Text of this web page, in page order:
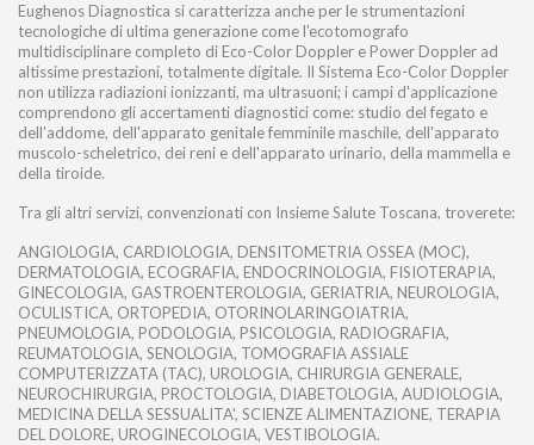
Eughenos Diagnostica si caratterizza anche per le strumentazioni
tecnologiche di ultima generazione come l'ecotomografo
multidisciplinare completo di Eco-Color Doppler e Power Doppler ad
altissime prestazioni, totalmente digitale. Il Sistema Eco-Color Doppler
non utilizza radiazioni ionizzanti, ma ultrasuoni; i campi d'applicazione
comprendono gli accertamenti diagnostici come: studio del fegato e
dell'addome, dell'apparato genitale femminile maschile, dell'apparato
muscolo-scheletrico, dei reni e dell'apparato urinario, della mammella e
della tiroide.
Tra gli altri servizi, convenzionati con Insieme Salute Toscana, troverete:
ANGIOLOGIA, CARDIOLOGIA, DENSITOMETRIA OSSEA (MOC),
DERMATOLOGIA, ECOGRAFIA, ENDOCRINOLOGIA, FISIOTERAPIA,
GINECOLOGIA, GASTROENTEROLOGIA, GERIATRIA, NEUROLOGIA,
OCULISTICA, ORTOPEDIA, OTORINOLARINGOIATRIA,
PNEUMOLOGIA, PODOLOGIA, PSICOLOGIA, RADIOGRAFIA,
REUMATOLOGIA, SENOLOGIA, TOMOGRAFIA ASSIALE
COMPUTERIZZATA (TAC), UROLOGIA, CHIRURGIA GENERALE,
NEUROCHIRURGIA, PROCTOLOGIA, DIABETOLOGIA, AUDIOLOGIA,
MEDICINA DELLA SESSUALITA', SCIENZE ALIMENTAZIONE, TERAPIA
DEL DOLORE, UROGINECOLOGIA, VESTIBOLOGIA.